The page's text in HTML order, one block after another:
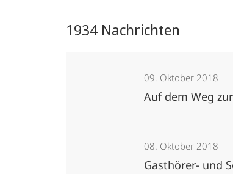
1934 Nachrichten
09. Oktober 2018
Auf dem Weg
08. Oktober 2018
Gasthörer- und